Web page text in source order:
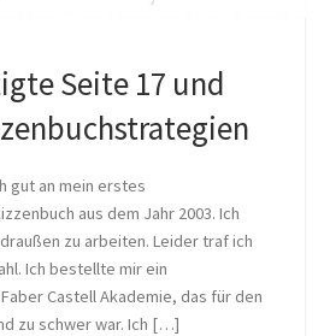
Seite 17 und
gut an mein erstes
aus dem Jahr 2003. Ich
zu arbeiten. Leider traf ich
Ich bestellte mir ein
Castell Akademie, das für den
zu schwer war. Ich […]